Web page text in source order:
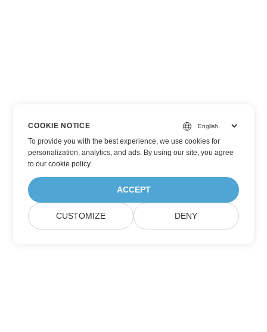
COOKIE NOTICE
To provide you with the best experience, we use cookies for
personalization, analytics, and ads. By using our site, you agree
toour cookie policy.
ACCEPT
CUSTOMIZE DENY